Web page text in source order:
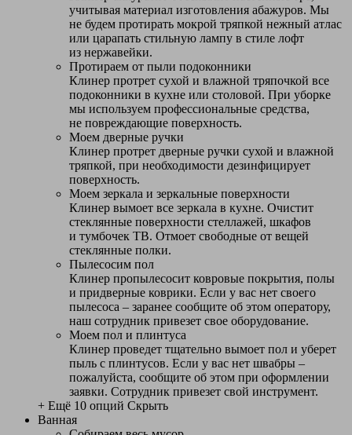
учитывая материал изготовления абажуров. Мы
не будем протирать мокрой тряпкой нежный атлас
или царапать стильную лампу в стиле лофт
из нержавейки.
Протираем от пыли подоконники
Клинер протрет сухой и влажной тряпочкой все
подоконники в кухне или столовой. При уборке
мы используем профессиональные средства,
не повреждающие поверхность.
Моем дверные ручки
Клинер протрет дверные ручки сухой и влажной
тряпкой, при необходимости дезинфицирует
поверхность.
Моем зеркала и зеркальные поверхности
Клинер вымоет все зеркала в кухне. Очистит
стеклянные поверхности стеллажей, шкафов
и тумбочек ТВ. Отмоет свободные от вещей
стеклянные полки.
Пылесосим пол
Клинер пропылесосит ковровые покрытия, полы
и придверные коврики. Если у вас нет своего
пылесоса – заранее сообщите об этом оператору,
наш сотрудник привезет свое оборудование.
Моем пол и плинтуса
Клинер проведет тщательно вымоет пол и уберет
пыль с плинтусов. Если у вас нет швабры –
пожалуйста, сообщите об этом при оформлении
заявки. Сотрудник привезет свой инструмент.
+ Ещё 10 опций Скрыть
Ванная